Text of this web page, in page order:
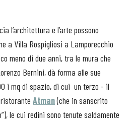
l’architettura e l’arte possono
a Villa Rospigliosi a Lamporecchio
meno di due anni, tra le mura che
Bernini, dà forma alle sue
i mq di spazio, di cui un terzo - il
Atman(che in sanscrito
le cui redini sono tenute saldamente